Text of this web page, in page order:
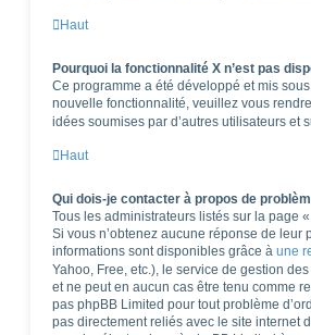
Haut
Pourquoi la fonctionnalité X n’est pas
Ce programme a été développé et mis
nouvelle fonctionnalité, veuillez vous
idées soumises par d’autres utilisateurs et
Haut
Qui dois-je contacter à propos de
Tous les administrateurs listés sur la page
Si vous n’obtenez aucune réponse de
informations sont disponibles grâce à une
Yahoo, Free, etc.), le service de gestion
et ne peut en aucun cas être tenu comme
pas phpBB Limited pour tout problème
pas directement reliés avec le site internet